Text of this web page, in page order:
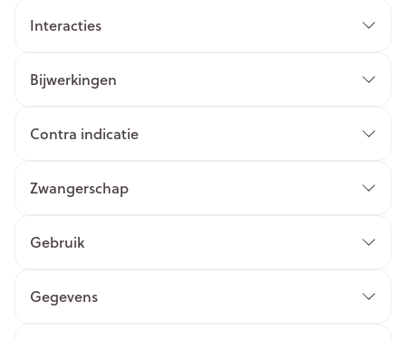
Interacties
Bijwerkingen
Contra indicatie
Zwangerschap
Gebruik
Gegevens